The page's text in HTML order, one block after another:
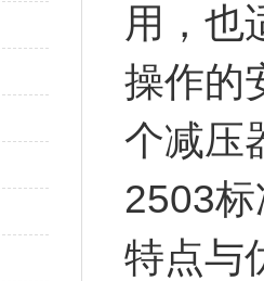
用，也
操作的
个减压
2503
特点与